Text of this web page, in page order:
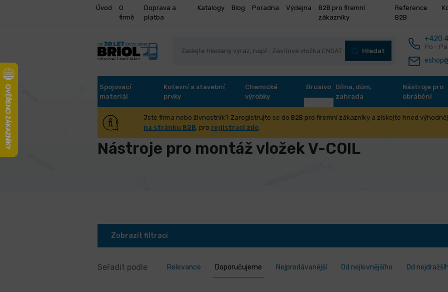
Úvod
O
firmě
Doprava a
platba
Katalogy Blog Poradna Výdejna
B2B pro firemní
zákazníky
Reference
B2B
Hledat
+420
Po -
Spojovací
materiál
Kotevní a stavební
prvky
Chemické
výrobky
Brusivo
Dílna, dům,
zahrada
Nástroje pro
obrábění
Jste firma nebo živnostník? Zaregistrujte se do B2B pro firemní zákazníky a získejte hned
na stránku B2B, pro registraci zde.
Úvod Spojovací materiál Závitové vložky
Nástroje pro montáž vložek V-COIL
Zobrazit filtraci
Seřadit podle Relevance Doporučujeme Nejprodávanější Od nejlevnějšího Od